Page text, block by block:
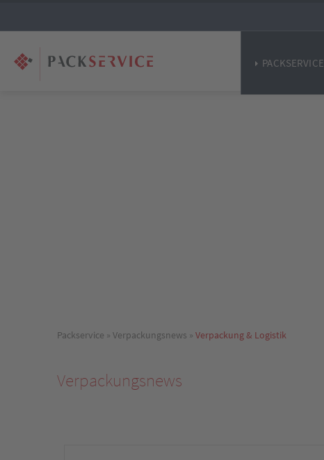
PACKSERVICE
Packservice » Verpackungsnews » Verpackung & Logistik
Verpackungsnews